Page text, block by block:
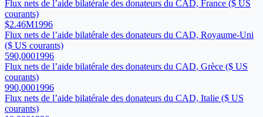
Flux nets de l’aide bilatérale des donateurs du CAD, France ($ US
courants)
$2.46M1996
Flux nets de l’aide bilatérale des donateurs du CAD, Royaume-Uni
($ US courants)
590,0001996
Flux nets de l’aide bilatérale des donateurs du CAD, Grèce ($ US
courants)
990,0001996
Flux nets de l’aide bilatérale des donateurs du CAD, Italie ($ US
courants)